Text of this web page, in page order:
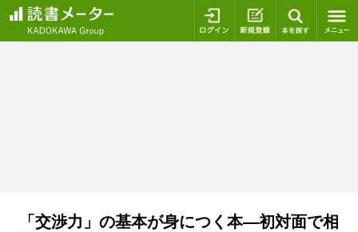
ログイン 新規登録
「交渉力」の基本が身につく本―初対面で相